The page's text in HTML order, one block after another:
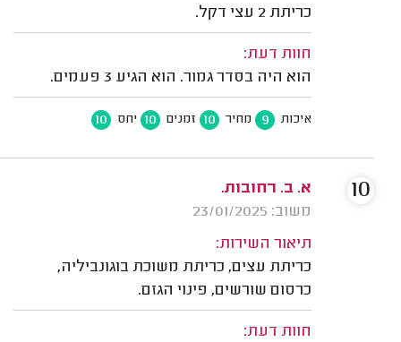
כריתת 2 עצי דקל.
חוות דעת:
הוא היה בסדר גמור. הוא הגיע 3 פעמים.
איכות 9 מחיר 10 זמנים 10 יחס 10
א. ב. רחובות.
משוב: 23/01/2025
תיאור השירות:
כריתת עצים, כריתת משוכת בוגונביליה,
כרסום שורשים, פינוי הגזם.
חוות דעת:
10